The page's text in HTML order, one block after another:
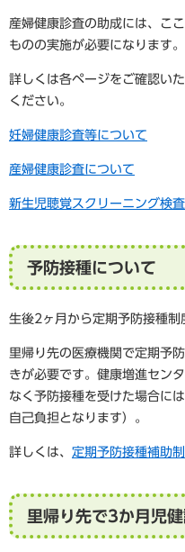
産婦健康診査の助成には、こ
ものの実施が必要になります。
詳しくは各ページをご確認い
ください。
妊婦健康診査等について
産婦健康診査について
新生児聴覚スクリーニング検査
予防接種について
生後2ヶ月から定期予防接種制
里帰り先の医療機関で定期予
きが必要です。健康増進セン
なく予防接種を受けた場合に
自己負担となります）。
詳しくは、 定期予防接種補助
里帰り先で3か月児